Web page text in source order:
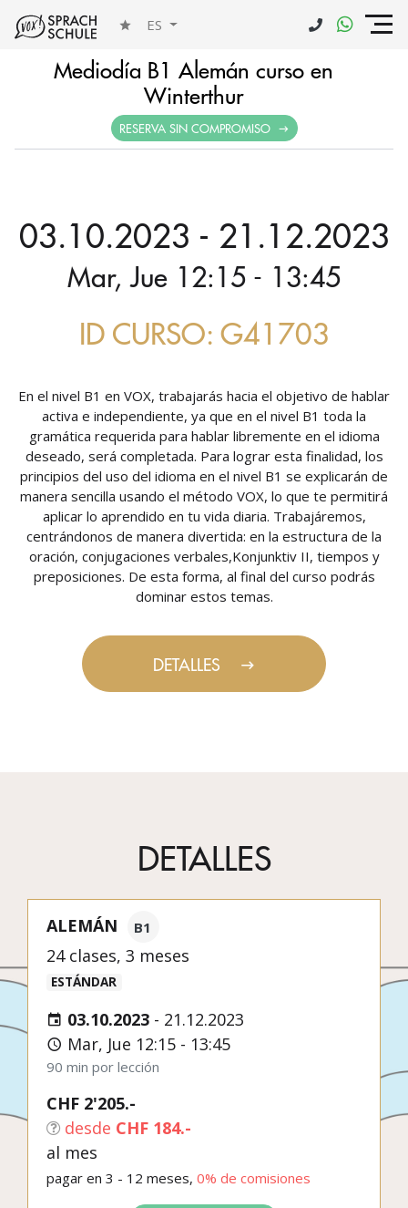
ES
Mediodía B1 Alemán curso en
Winterthur
RESERVA SIN COMPROMISO
03.10.2023 - 21.12.2023
Mar, Jue 12:15 - 13:45
ID CURSO: G41703
En el nivel B1 en VOX, trabajarás hacia el objetivo de hablar
activa e independiente, ya que en el nivel B1 toda la
gramática requerida para hablar libremente en el idioma
deseado, será completada. Para lograr esta finalidad, los
principios del uso del idioma en el nivel B1 se explicarán de
manera sencilla usando el método VOX, lo que te permitirá
aplicar lo aprendido en tu vida diaria. Trabajáremos,
centrándonos de manera divertida: en la estructura de la
oración, conjugaciones verbales,Konjunktiv II, tiempos y
preposiciones. De esta forma, al final del curso podrás
dominar estos temas.
DETALLES
DETALLES
ALEMÁN B1
24 clases, 3 meses
ESTÁNDAR
03.10.2023 - 21.12.2023
Mar, Jue 12:15 - 13:45
90 min por lección
CHF 2'205.-
desde CHF 184.-
al mes
pagar en 3 - 12 meses, 0% de comisiones